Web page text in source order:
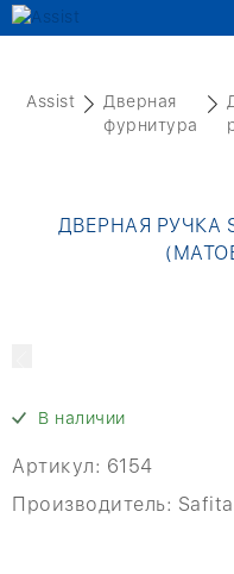
Assist
Дверная
фурнитура
ДВЕРНАЯ РУЧКА
В наличии
Артикул: 6154
Производитель: Safita